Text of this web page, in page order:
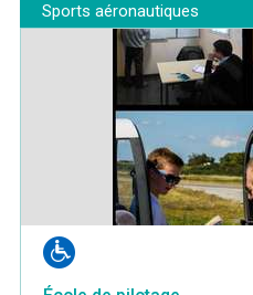
Sports aéronautiques